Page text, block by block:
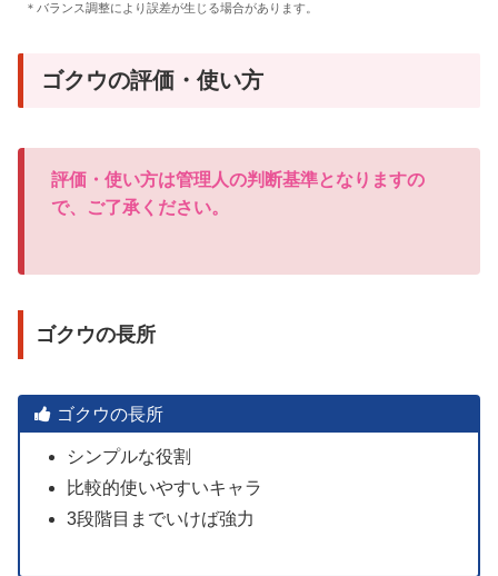
＊バランス調整により誤差が生じる場合があります。
ゴクウの評価・使い方
評価・使い方は管理人の判断基準となりますの
で、ご了承ください。
ゴクウの長所
ゴクウの長所
シンプルな役割
比較的使いやすいキャラ
3段階目までいけば強力